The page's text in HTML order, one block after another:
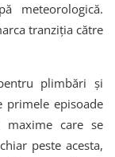
meteorologică.
tranziția către
plimbări și
primele episoade
maxime care se
peste acesta,